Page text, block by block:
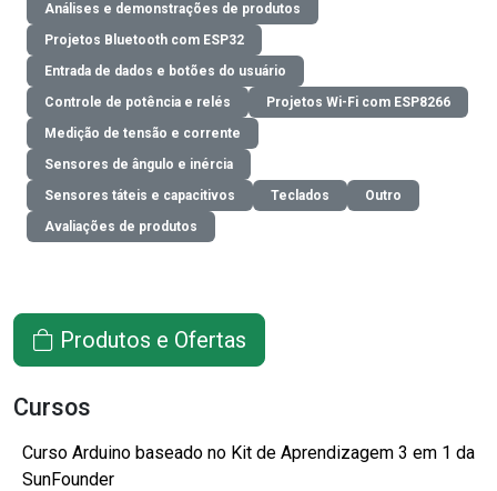
Análises e demonstrações de produtos
Projetos Bluetooth com ESP32
Entrada de dados e botões do usuário
Controle de potência e relés
Projetos Wi-Fi com ESP8266
Medição de tensão e corrente
Sensores de ângulo e inércia
Sensores táteis e capacitivos
Teclados
Outro
Avaliações de produtos
Produtos e Ofertas
Cursos
Curso Arduino baseado no Kit de Aprendizagem 3 em 1 da
SunFounder